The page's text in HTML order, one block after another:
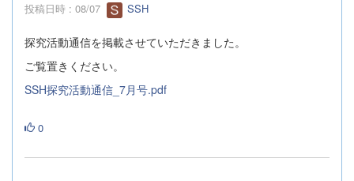
投稿日時 : 08/07 SSH
探究活動通信を掲載させていただきました。
ご覧置きください。
SSH探究活動通信_7月号.pdf
0